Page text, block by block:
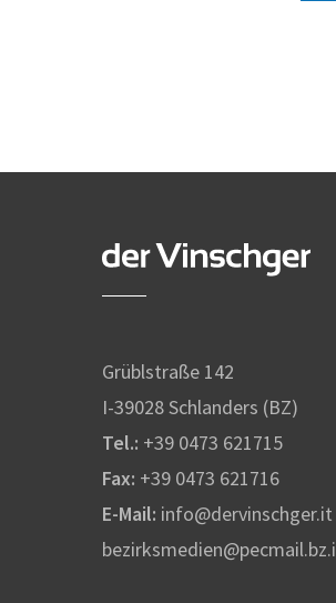
Grüblstraße 142
I-39028 Schlanders (BZ)
Tel.: +39 0473 621715
Fax: +39 0473 621716
E-Mail: info@dervinschger.it